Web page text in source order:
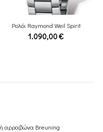
Ρολόι Raymond Weil Spirit
1.090,00€
ή αρραβώνα Breuning